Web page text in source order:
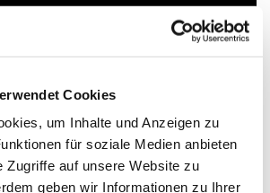
Cookies
um Inhalte und Anzeigen zu
für soziale Medien anbieten
Zugriffe auf unsere Website zu
geben wir Informationen zu Ihrer